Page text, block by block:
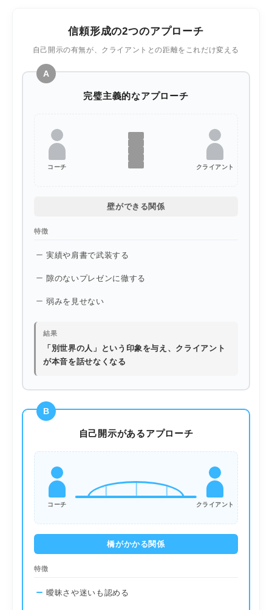
信頼形成の2つのアプローチ
自己開示の有無が、クライアントとの距離をこれだけ変える
A
完璧主義的なアプローチ
コーチ クライアント
壁ができる関係
特徴
実績や肩書で武装する
隙のないプレゼンに徹する
弱みを見せない
結果
「別世界の人」という印象を与え、クライアント
が本音を話せなくなる
B
自己開示があるアプローチ
コーチ クライアント
橋がかかる関係
特徴
曖昧さや迷いも認める